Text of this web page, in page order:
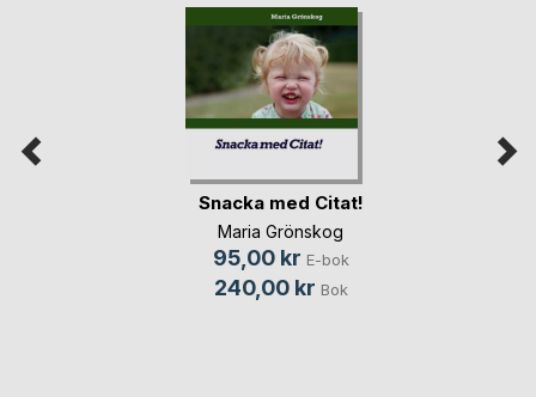
Snacka med Citat!
Maria Grönskog
95,00 kr E-bok
240,00 kr Bok